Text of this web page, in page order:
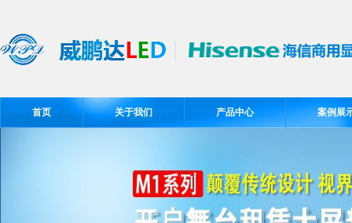
首页 关于我们 产品中心 案例展